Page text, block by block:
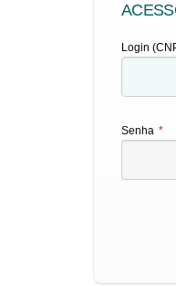
Login
Senha *